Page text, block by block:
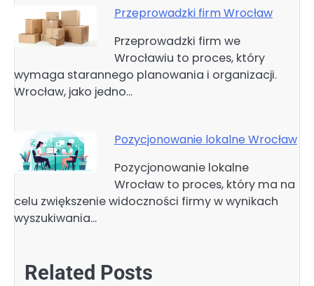
Przeprowadzki firm Wrocław
Przeprowadzki firm we
Wrocławiu to proces, który
wymaga starannego planowania i organizacji.
Wrocław, jako jedno…
Pozycjonowanie lokalne Wrocław
Pozycjonowanie lokalne
Wrocław to proces, który ma na
celu zwiększenie widoczności firmy w wynikach
wyszukiwania…
Related Posts